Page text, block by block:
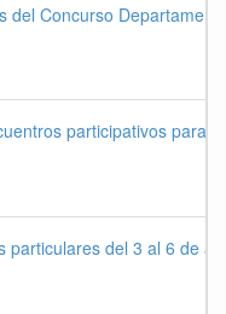
del Concurso
participativos para
particulares del 3 al 6 de